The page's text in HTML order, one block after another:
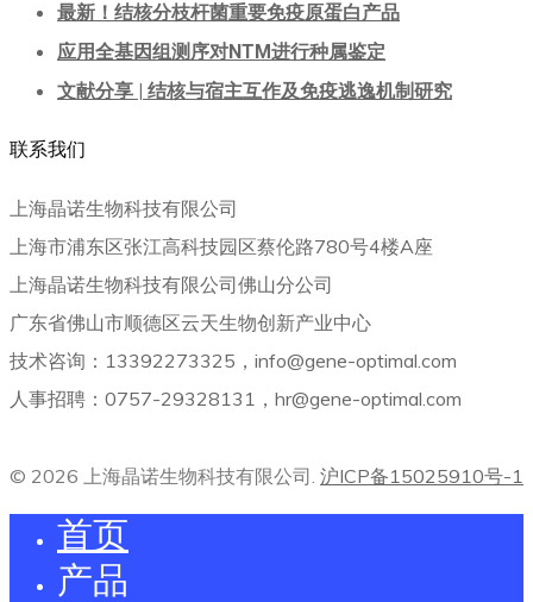
最新！结核分枝杆菌重要免疫原蛋白产品
应用全基因组测序对NTM进行种属鉴定
文献分享 | 结核与宿主互作及免疫逃逸机制研究
联系我们
上海晶诺生物科技有限公司
上海市浦东区张江高科技园区蔡伦路780号4楼A座
上海晶诺生物科技有限公司佛山分公司
广东省佛山市顺德区云天生物创新产业中心
技术咨询：13392273325，info@gene-optimal.com
人事招聘：0757-29328131，hr@gene-optimal.com
© 2026 上海晶诺生物科技有限公司. 沪ICP备15025910号-1
首页
产品